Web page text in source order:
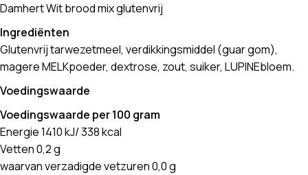
Damhert Wit brood mix glutenvrij
Ingrediënten
Glutenvrij tarwezetmeel, verdikkingsmiddel (guar gom),
magere MELKpoeder, dextrose, zout, suiker, LUPINEbloem.
Voedingswaarde
Voedingswaarde per 100 gram
Energie 1410 kJ/ 338 kcal
Vetten 0,2 g
waarvan verzadigde vetzuren 0,0 g